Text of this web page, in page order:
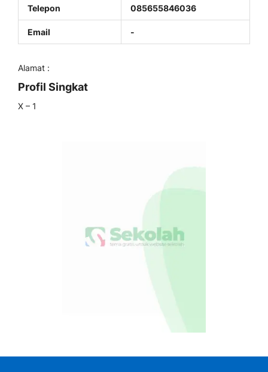
Telepon 085655846036
Email -
Alamat :
Profil Singkat
X – 1